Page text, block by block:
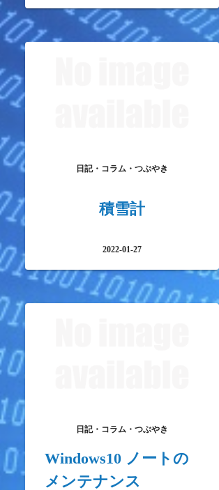
日記・コラム・つぶやき
積雪計
2022-01-27
日記・コラム・つぶやき
Windows10 ノートの
メンテナンス